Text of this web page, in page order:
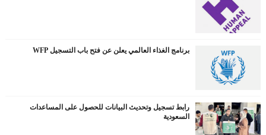
برنامج الغذاء العالمي يعلن عن فتح باب التسجيل WFP
رابط تسجيل وتحديث البيانات للحصول على المساعدات
السعودية